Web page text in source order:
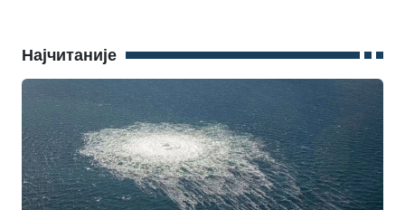
Најчитаније